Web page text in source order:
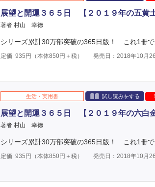
展望と開運３６５日 【２０１９年の五黄土
著者 村山 幸徳
シリーズ累計30万部突破の365日版！ これ1冊で
定価 935 円（本体850円＋税） 発売日：2018年10月
生活・実用書 試し読みをする
展望と開運３６５日 【２０１９年の六白金
著者 村山 幸徳
シリーズ累計30万部突破の365日版！ これ1冊で
定価 935 円（本体850円＋税） 発売日：2018年10月